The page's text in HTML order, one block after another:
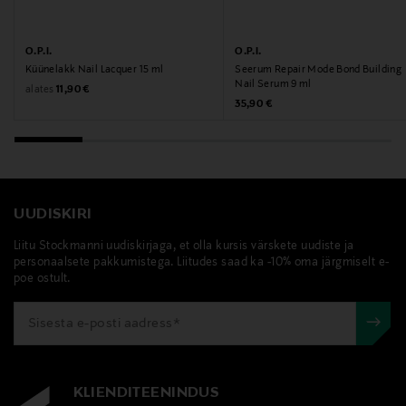
O.P.I.
Küünelakk Nail Lacquer 15 ml
alates Original Price
11,90 €
O.P.I.
Seerum Repair Mode Bond Building
Nail Serum 9 ml
Original Price
35,90 €
UUDISKIRI
Liitu Stockmanni uudiskirjaga, et olla kursis värskete uudiste ja
personaalsete pakkumistega. Liitudes saad ka -10% oma järgmiselt e-
poe ostult.
KLIENDITEENINDUS